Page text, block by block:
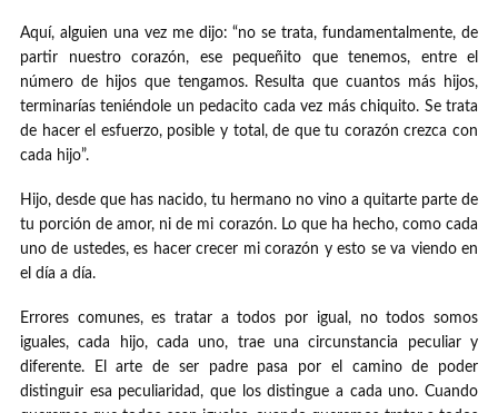
Aquí, alguien una vez me dijo: “no se trata, fundamentalmente, de
partir nuestro corazón, ese pequeñito que tenemos, entre el
número de hijos que tengamos. Resulta que cuantos más hijos,
terminarías teniéndole un pedacito cada vez más chiquito. Se trata
de hacer el esfuerzo, posible y total, de que tu corazón crezca con
cada hijo”.
Hijo, desde que has nacido, tu hermano no vino a quitarte parte de
tu porción de amor, ni de mi corazón. Lo que ha hecho, como cada
uno de ustedes, es hacer crecer mi corazón y esto se va viendo en
el día a día.
Errores comunes, es tratar a todos por igual, no todos somos
iguales, cada hijo, cada uno, trae una circunstancia peculiar y
diferente. El arte de ser padre pasa por el camino de poder
distinguir esa peculiaridad, que los distingue a cada uno. Cuando